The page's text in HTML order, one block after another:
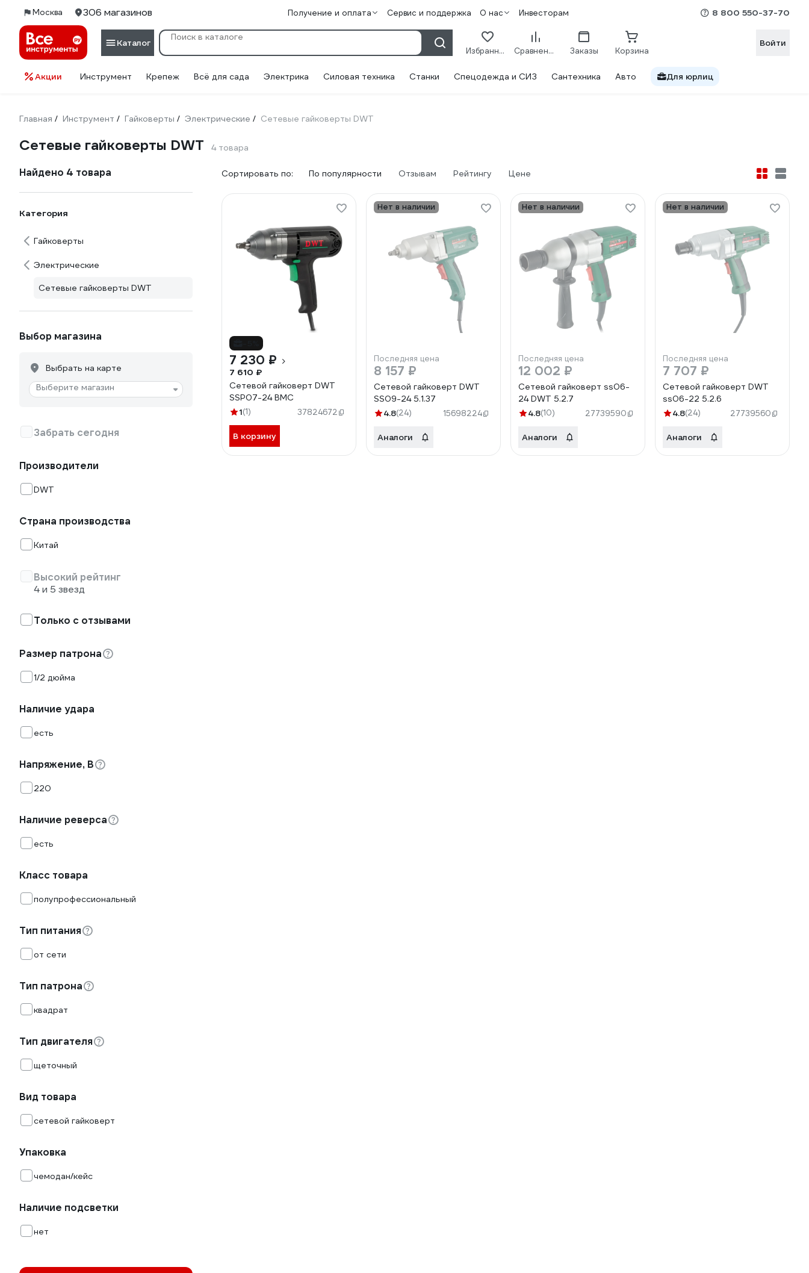
Москва 306 магазинов Получение и оплата Сервис и поддержка О нас Инвесторам 8 800 550-37-70
Каталог
Избранное Сравнение Заказы Корзина
Войти
Акции Инструмент Крепеж Всё для сада Электрика Силовая техника Станки Спецодежда и СИЗ Сантехника Авто Для юрлиц
Главная / Инструмент / Гайковерты / Электрические / Сетевые гайковерты DWT
Сетевые гайковерты DWT 4 товара
Найдено 4 товара
Категория
Гайковерты
Электрические
Сетевые гайковерты DWT
Выбор магазина
Выбрать на карте
Выберите магазин
Забрать сегодня
Производители
DWT
Страна производства
Китай
Высокий рейтинг
4 и 5 звезд
Только с отзывами
Размер патрона
1/2 дюйма
Наличие удара
есть
Напряжение, В
220
Наличие реверса
есть
Класс товара
полупрофессиональный
Тип питания
от сети
Тип патрона
квадрат
Тип двигателя
щеточный
Вид товара
сетевой гайковерт
Упаковка
чемодан/кейс
Наличие подсветки
нет
Сортировать по: По популярности Отзывам Рейтингу Цене
7 230 ₽
7 610 ₽
Сетевой гайковерт DWT
SSP07-24 BMC
1(1) 37824672
В корзину
Нет в наличии
Последняя цена
8 157 ₽
Сетевой гайковерт DWT
SS09-24 5.1.37
4.8(24) 15698224
Аналоги
Нет в наличии
Последняя цена
12 002 ₽
Сетевой гайковерт ss06-
24 DWT 5.2.7
4.8(10) 27739590
Аналоги
Нет в наличии
Последняя цена
7 707 ₽
Сетевой гайковерт DWT
ss06-22 5.2.6
4.8(24) 27739560
Аналоги